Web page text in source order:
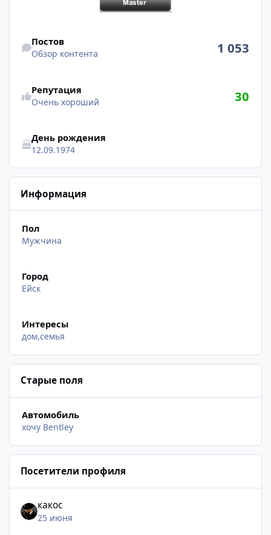
Постов
Обзор контента 1 053
Репутация
Очень хороший 30
День рождения
12.09.1974
Информация
Пол
Мужчина
Город
Ейск
Интересы
дом,семья
Старые поля
Автомобиль
хочу Bentley
Посетители профиля
какос
25 июня